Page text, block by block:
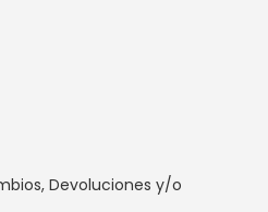
Devoluciones y/o